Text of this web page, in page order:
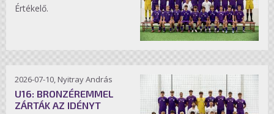
Értékelő.
2026-07-10, Nyitray András
U16: BRONZÉREMMEL
ZÁRTÁK AZ IDÉNYT